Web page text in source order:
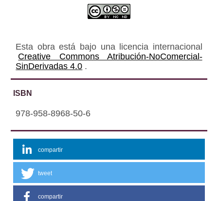
Esta obra está bajo una licencia internacional
Creative Commons Atribución-NoComercial-
SinDerivadas 4.0 .
ISBN
978-958-8968-50-6
compartir
tweet
compartir